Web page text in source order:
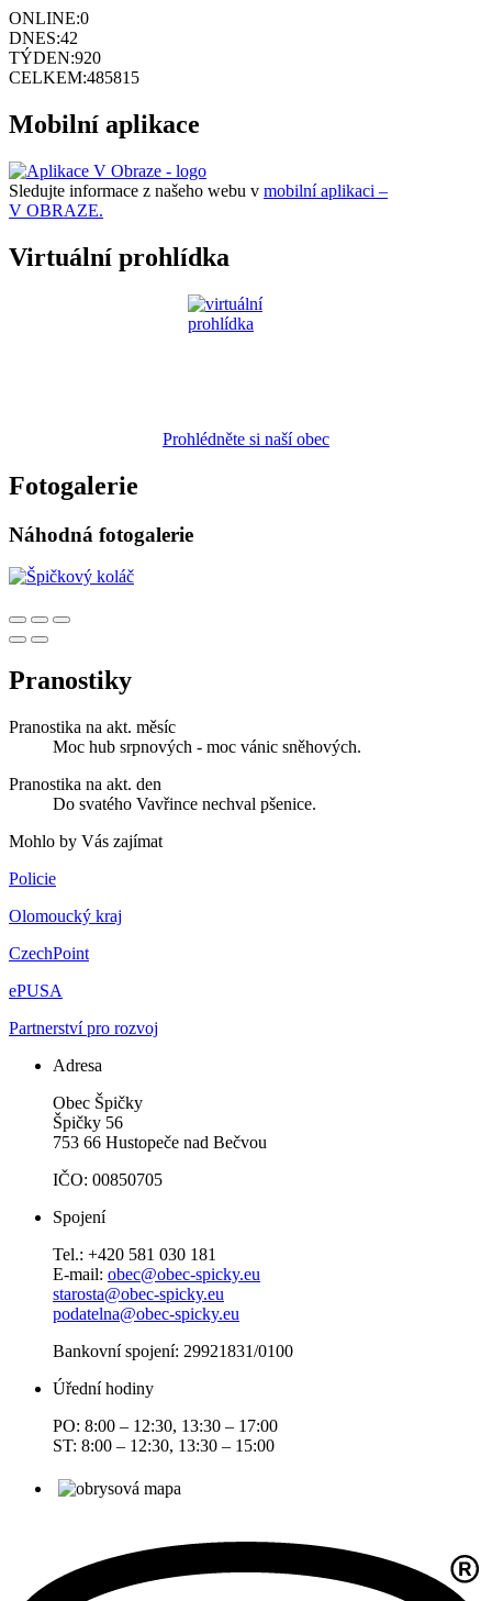
ONLINE:0
DNES:42
TÝDEN:920
CELKEM:485815
Mobilní aplikace
Sledujte informace z našeho webu v mobilní aplikaci –
V OBRAZE.
Virtuální prohlídka
Prohlédněte si naší obec
Fotogalerie
Náhodná fotogalerie
Pranostiky
Pranostika na akt. měsíc
Moc hub srpnových - moc vánic sněhových.
Pranostika na akt. den
Do svatého Vavřince nechval pšenice.
Mohlo by Vás zajímat
Policie
Olomoucký kraj
CzechPoint
ePUSA
Partnerství pro rozvoj
Adresa
Obec Špičky
Špičky 56
753 66 Hustopeče nad Bečvou
IČO: 00850705
Spojení
Tel.: +420 581 030 181
E-mail: obec@obec-spicky.eu
starosta@obec-spicky.eu
podatelna@obec-spicky.eu
Bankovní spojení: 29921831/0100
Úřední hodiny
PO: 8:00 – 12:30, 13:30 – 17:00
ST: 8:00 – 12:30, 13:30 – 15:00